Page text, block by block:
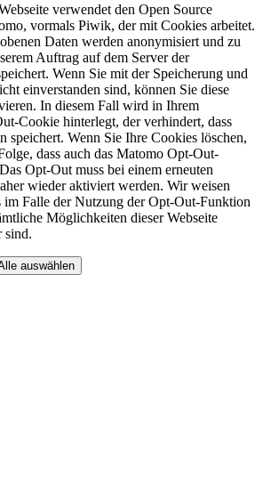
verwendet den Open Source
vormals Piwik, der mit Cookies arbeitet.
Daten werden anonymisiert und zu
Auftrag auf dem Server der
Wenn Sie mit der Speicherung und
einverstanden sind, können Sie diese
In diesem Fall wird in Ihrem
Cookie hinterlegt, der verhindert, dass
speichert. Wenn Sie Ihre Cookies löschen,
dass auch das Matomo Opt-Out-
Opt-Out muss bei einem erneuten
wieder aktiviert werden. Wir weisen
im Falle der Nutzung der Opt-Out-Funktion
Möglichkeiten dieser Webseite
sind.
auswählen